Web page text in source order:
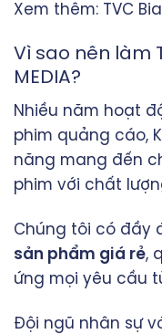
Xem thêm: TVC
Vì sao nên làm
MEDIA?
Nhiều năm hoạt
phim quảng cáo,
năng mang đến
phim với chất
Chúng tôi có đầy
sản phẩm giá rẻ,
ứng mọi yêu cầu
Đội ngũ nhân sự